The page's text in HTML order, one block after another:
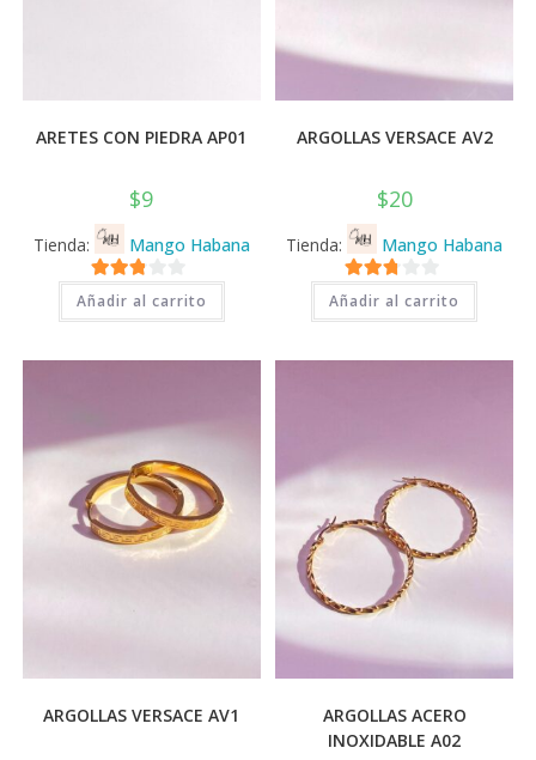
ARETES CON PIEDRA AP01
$9
Tienda: Mango Habana
2.71
de 5
Añadir al carrito
ARGOLLAS VERSACE AV2
$20
Tienda: Mango Habana
2.71
de 5
Añadir al carrito
ARGOLLAS VERSACE AV1
ARGOLLAS ACERO
INOXIDABLE A02